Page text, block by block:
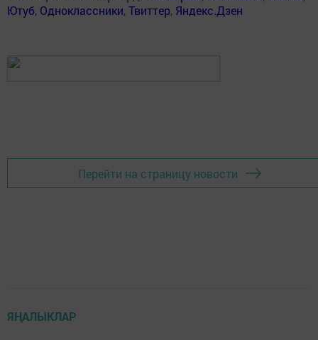
Ютуб, Одноклассники,Твиттер, Яндекс.Дзен
Перейти на страницу новости
ЯҢАЛЫКЛАР